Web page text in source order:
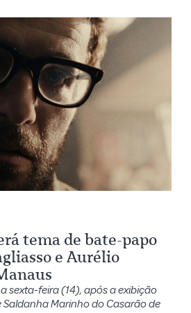
tema de bate-papo
e Aurélio
sexta-feira (14), após a exibição
Marinho do Casarão de